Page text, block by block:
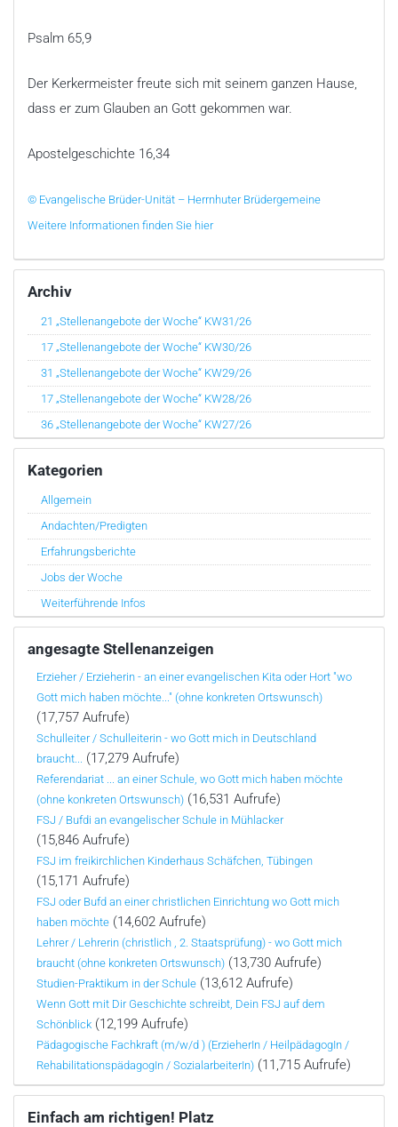
Psalm 65,9
Der Kerkermeister freute sich mit seinem ganzen Hause,
dass er zum Glauben an Gott gekommen war.
Apostelgeschichte 16,34
© Evangelische Brüder-Unität – Herrnhuter Brüdergemeine
Weitere Informationen finden Sie hier
Archiv
21 „Stellenangebote der Woche“ KW31/26
17 „Stellenangebote der Woche“ KW30/26
31 „Stellenangebote der Woche“ KW29/26
17 „Stellenangebote der Woche“ KW28/26
36 „Stellenangebote der Woche“ KW27/26
Kategorien
Allgemein
Andachten/Predigten
Erfahrungsberichte
Jobs der Woche
Weiterführende Infos
angesagte Stellenanzeigen
Erzieher / Erzieherin - an einer evangelischen Kita oder Hort "wo
Gott mich haben möchte..." (ohne konkreten Ortswunsch)
(17,757 Aufrufe)
Schulleiter / Schulleiterin - wo Gott mich in Deutschland
braucht...
(17,279 Aufrufe)
Referendariat ... an einer Schule, wo Gott mich haben möchte
(ohne konkreten Ortswunsch) (16,531 Aufrufe)
FSJ / Bufdi an evangelischer Schule in Mühlacker
(15,846 Aufrufe)
FSJ im freikirchlichen Kinderhaus Schäfchen, Tübingen
(15,171 Aufrufe)
FSJ oder Bufd an einer christlichen Einrichtung wo Gott mich
haben möchte (14,602 Aufrufe)
Lehrer / Lehrerin (christlich , 2. Staatsprüfung) - wo Gott mich
braucht (ohne konkreten Ortswunsch) (13,730 Aufrufe)
Studien-Praktikum in der Schule (13,612 Aufrufe)
Wenn Gott mit Dir Geschichte schreibt, Dein FSJ auf dem
Schönblick (12,199 Aufrufe)
Pädagogische Fachkraft (m/w/d ) (ErzieherIn / HeilpädagogIn /
RehabilitationspädagogIn / SozialarbeiterIn) (11,715 Aufrufe)
Einfach am richtigen! Platz